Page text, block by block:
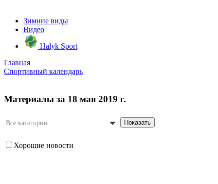
Зимние виды
Видео
Halyk Sport
Главная
Спортивный календарь
Материалы за 18 мая 2019 г.
Все категории Показать
Хорошие новости